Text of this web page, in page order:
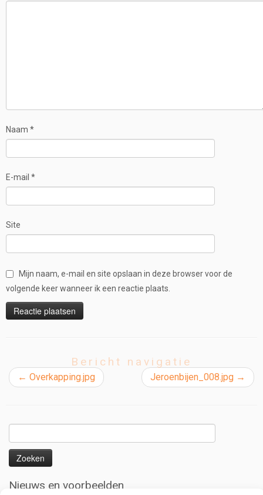
Naam *
E-mail *
Site
Mijn naam, e-mail en site opslaan in deze browser voor de
volgende keer wanneer ik een reactie plaats.
Bericht navigatie
← Overkapping.jpg Jeroenbijen_008.jpg →
naar:
Nieuws en voorbeelden